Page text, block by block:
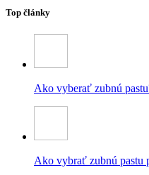
Top články
Ako vyberať zubnú
Ako vybrať zubnú pastu